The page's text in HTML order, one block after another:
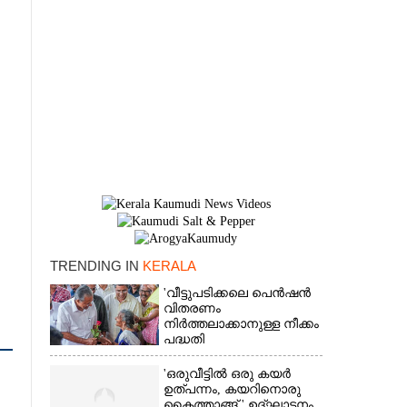
TRENDING IN KERALA
'വീട്ടുപടിക്കലെ പെൻഷൻ
വിതരണം
നിർത്തലാക്കാനുള്ള നീക്കം
പദ്ധതി
അവസാനിപ്പിക്കാനുള്ള
യുഡിഎഫ് അജണ്ടയുടെ
ആദ്യപടി'
'ഒരുവീട്ടിൽ ഒരു കയർ
ഉത്പന്നം, കയറിനൊരു
×